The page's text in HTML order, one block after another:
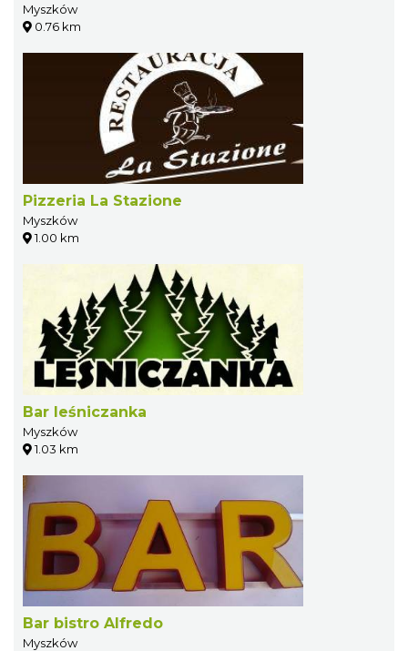
Myszków
0.76 km
Pizzeria La Stazione
Myszków
1.00 km
Bar leśniczanka
Myszków
1.03 km
Bar bistro Alfredo
Myszków